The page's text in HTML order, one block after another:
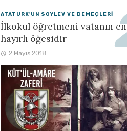
ATATÜRK'ÜN SÖYLEV VE DEMEÇLERI
İlkokul öğretmeni vatanın en
hayırlı öğesidir
2 Mayıs 2018